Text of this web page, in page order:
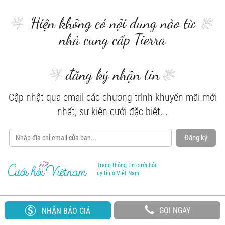
Hiện không có nội dung nào từ
nhà cung cấp Tierra
đăng ký nhận tin
Cập nhật qua email các chương trình khuyến mãi mới
nhất, sự kiện cưới đặc biệt...
Đăng ký
NHẬN BÁO GIÁ GỌI NGAY
Trang thông tin cưới hỏi
uy tín ở Việt Nam